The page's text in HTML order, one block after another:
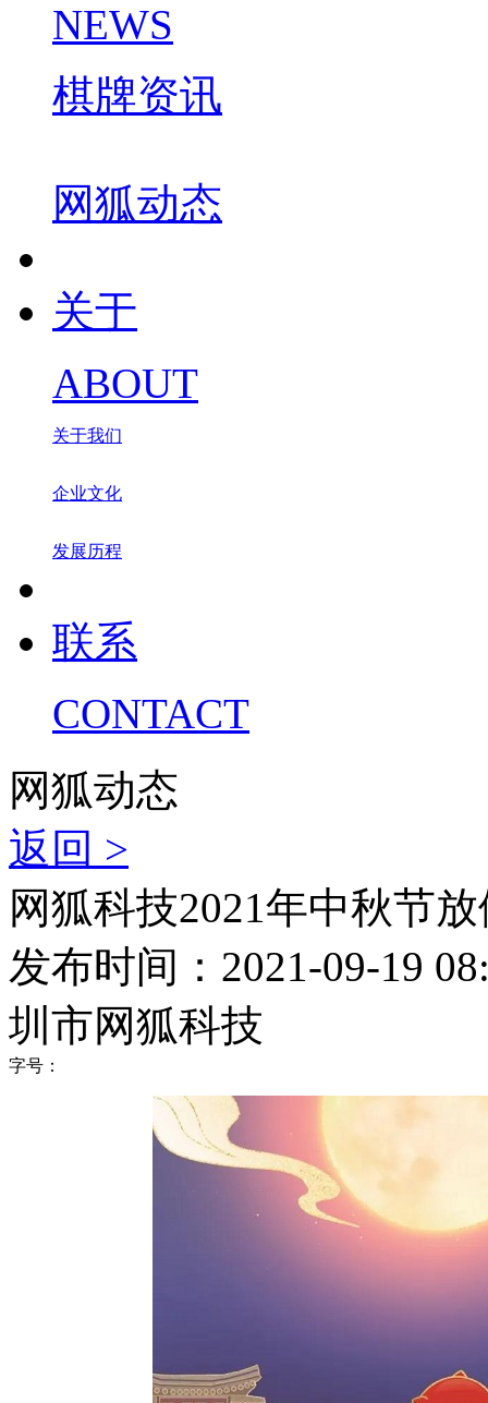
NEWS
棋牌资讯
网狐动态
关于
ABOUT
关于我们
企业文化
发展历程
联系
CONTACT
网狐动态
返回 >
网狐科技2021年中秋节
发布时间：2021-09-19
圳市网狐科技
字号：